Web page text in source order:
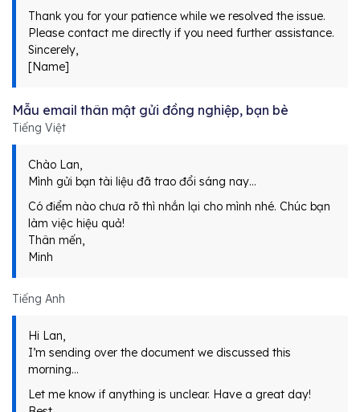
Thank you for your patience while we resolved the issue.
Please contact me directly if you need further assistance.
Sincerely,
[Name]
Mẫu email thân mật gửi đồng nghiệp, bạn bè
Tiếng Việt
Chào Lan,
Mình gửi bạn tài liệu đã trao đổi sáng nay…
Có điểm nào chưa rõ thì nhắn lại cho mình nhé. Chúc bạn
làm việc hiệu quả!
Thân mến,
Minh
Tiếng Anh
Hi Lan,
I’m sending over the document we discussed this
morning…
Let me know if anything is unclear. Have a great day!